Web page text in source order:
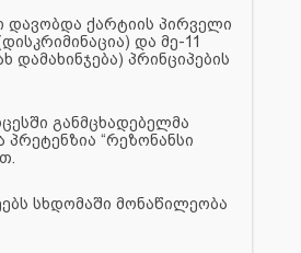
დავობდა ქარტიის პირველი
და მე-11
დამახინჯება) პრინციპების
განმცხადებელმა
“რეზონანსი
სხდომაში მონაწილეობა